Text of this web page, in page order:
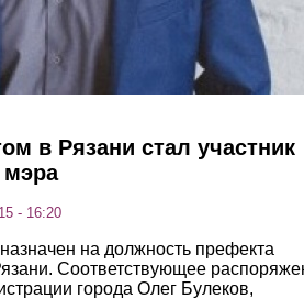
в Рязани стал участник
мэра
- 16:20
на должность префекта
Соответствующее
города Олег Булеков,